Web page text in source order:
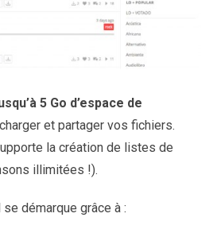
5 Go d’espace de
et partager vos fichiers.
la création de listes de
illimitées !).
démarque grâce à :